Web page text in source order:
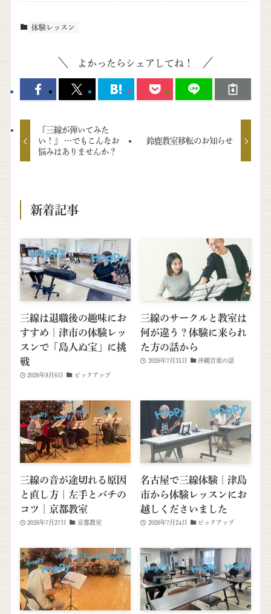
体験レッスン
よかったらシェアしてね！
『三線が弾いてみた
い！』 …でもこんなお
悩みはありませんか？
鈴鹿教室移転のお知らせ
新着記事
三線は退職後の趣味にお
すすめ｜津市の体験レッ
スンで「島人ぬ宝」に挑
戦
2026年8月6日 ピックアップ
三線のサークルと教室は
何が違う？体験に来られ
た方の話から
2026年7月31日 沖縄音楽の話
三線の音が途切れる原因
と直し方｜左手とバチの
コツ｜京都教室
2026年7月27日 京都教室
名古屋で三線体験｜津島
市から体験レッスンにお
越しくださいました
2026年7月24日 ピックアップ